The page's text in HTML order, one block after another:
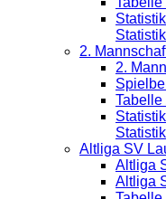
2.
2.
Tabelle
Altliga SV
Altliga
Altliga